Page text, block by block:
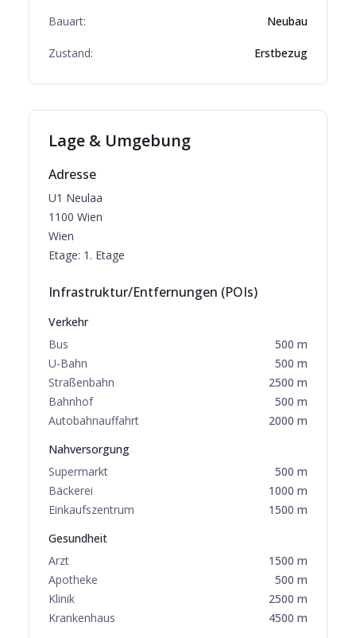
Bauart: Neubau
Zustand: Erstbezug
Lage & Umgebung
Adresse
U1 Neulaa
1100 Wien
Wien
Etage: 1. Etage
Infrastruktur/Entfernungen (POIs)
Verkehr
Bus
500 m
U-Bahn
500 m
Straßenbahn
2500 m
Bahnhof
500 m
Autobahnauffahrt
2000 m
Nahversorgung
Supermarkt
500 m
Bäckerei
1000 m
Einkaufszentrum
1500 m
Gesundheit
Arzt
1500 m
Apotheke
500 m
Klinik
2500 m
Krankenhaus
4500 m